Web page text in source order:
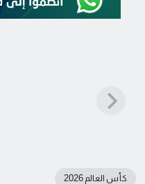
كأس العالم 2026